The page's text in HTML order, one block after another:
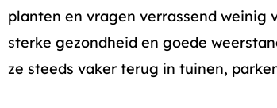
planten en vragen verrassend weinig
sterke gezondheid en goede
ze steeds vaker terug in tuinen,